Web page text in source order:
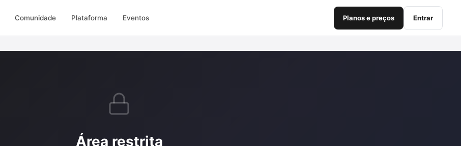
Comunidade Plataforma Eventos Planos e preços Entrar
Área restrita